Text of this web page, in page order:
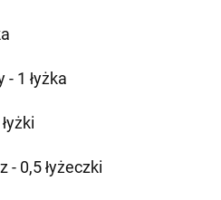
- 1 łyżka
- 0,5 łyżeczki